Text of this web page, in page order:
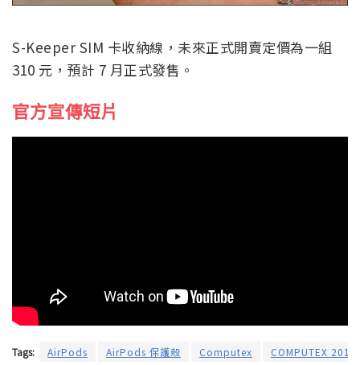
S-Keeper SIM 卡收納線，未來正式開賣定價為一組
310 元，預計 7 月正式發售。
官方宣傳短片
Tags: AirPods AirPods 保護殼 Computex COMPUTEX 2018